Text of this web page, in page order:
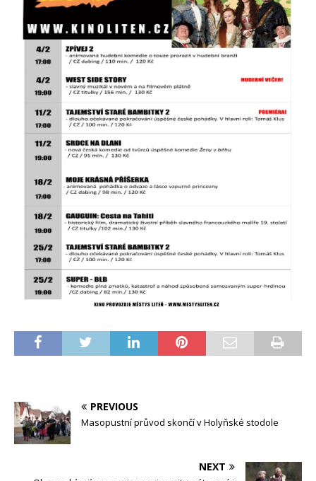
PREVIOUS
Masopustní průvod skončí v Holyňské stodole
NEXT